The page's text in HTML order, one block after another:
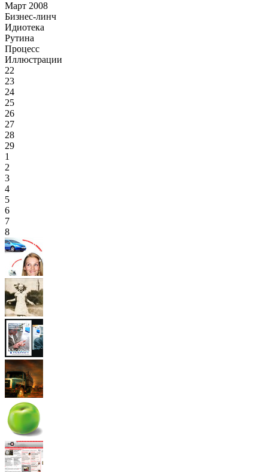
Март 2008
Бизнес-линч
Идиотека
Рутина
Процесс
Иллюстрации
22
23
24
25
26
27
28
29
1
2
3
4
5
6
7
8